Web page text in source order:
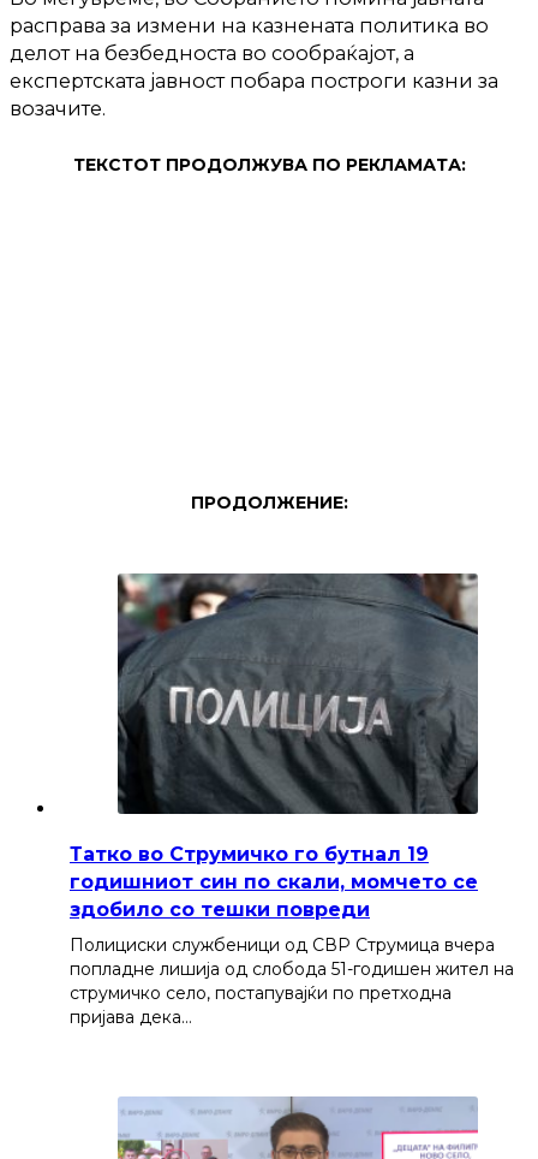
расправа за измени на казнената политика во
делот на безбедноста во сообраќајот, а
експертската јавност побара построги казни за
возачите.
ТЕКСТОТ ПРОДОЛЖУВА ПО РЕКЛАМАТА:
ПРОДОЛЖЕНИЕ:
Татко во Струмичко го бутнал 19
годишниот син по скали, момчето се
здобило со тешки повреди
Полициски службеници од СВР Струмица вчера
попладне лишија од слобода 51-годишен жител на
струмичко село, постапувајќи по претходна
пријава дека…